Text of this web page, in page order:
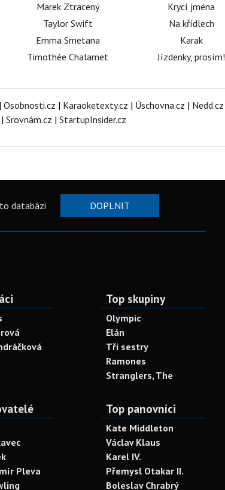
Marek Ztracený
Taylor Swift
Emma Smetana
Timothée Chalamet
Krycí jména
Na křídlech
Karak
Jízdenky, prosím!
| Osobnosti.cz | Karaoketexty.cz | Úschovna.cz | Nedd.cz
| Srovnám.cz | StartupInsider.cz
databázi DOPLNIT
Top skupiny
Olympic
Elán
Tři sestry
Ramones
Stranglers, The
Pleva
Top panovníci
Kate Middleton
Václav Klaus
Karel IV.
Přemysl Otakar II.
Boleslav Chrabrý